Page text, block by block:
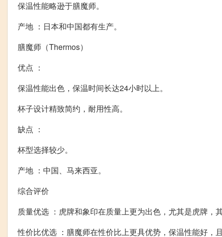
保温性能略逊于膳魔师。
产地 ：日本和中国都有生产。
膳魔师（Thermos）
优点 ：
保温性能出色，保温时间长达24小时以上。
杯子设计精致简约，耐用性高。
缺点 ：
杯型选择较少。
产地 ：中国、马来西亚。
综合评价
质量优选 ：虎牌和象印在质量上更为出色，尤其是虎牌，
性价比优选 ：膳魔师在性价比上更具优势，保温性能好，且